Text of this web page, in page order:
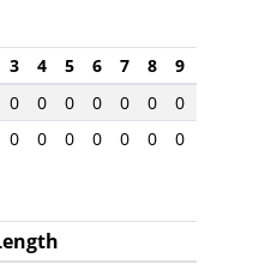
3 4 5 6 7 8
9
0 0 0 0 0 0
0
0 0 0 0 0 0 0